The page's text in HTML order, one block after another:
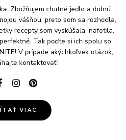
Zbožňujem chutné jedlo a dobrú
vášňou, preto som sa rozhodla,
recepty som vyskúšala, nafotila.
Tak poďte si ich spolu so
V prípade akýchkoľvek otázok,
kontaktovať!
VIAC